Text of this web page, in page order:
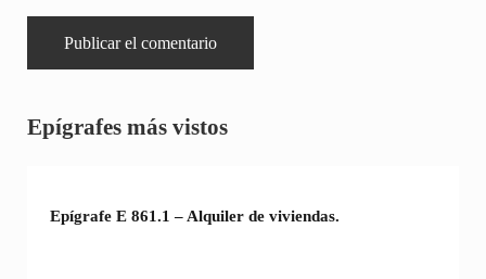
Sidebar
Epígrafes más vistos
Epígrafe E 861.1 – Alquiler de viviendas.